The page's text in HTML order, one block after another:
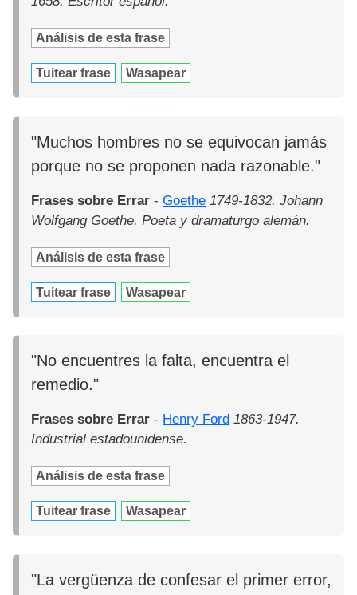
Análisis de esta frase
Tuitear frase Wasapear
"Muchos hombres no se equivocan jamás
porque no se proponen nada razonable."
Frases sobre Errar -Goethe 1749-1832. Johann
Wolfgang Goethe. Poeta y dramaturgo alemán.
Análisis de esta frase
Tuitear frase Wasapear
"No encuentres la falta, encuentra el
remedio."
Frases sobre Errar - Henry Ford 1863-1947.
Industrial estadounidense.
Análisis de esta frase
Tuitear frase Wasapear
"La vergüenza de confesar el primer error,